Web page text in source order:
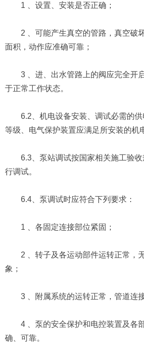
1 、设置、安装是否正确；
2 、可能产生真空的管路，真空破
面积，动作应准确可靠；
3 、进、出水管路上的阀应完全开
于正常工作状态。
6.2、机电设备安装、调试必需的供
等级、电气保护装置应满足所安装的机
6.3、泵站调试按国家相关施工验收
行调试。
6.4、泵调试时应符合下列要求：
1 、各固定连接部位紧固；
2 、转子及各运动部件运转正常，
象；
3 、附属系统的运转正常，管道连接
4 、泵的安全保护和电控装置及各
确、可靠。